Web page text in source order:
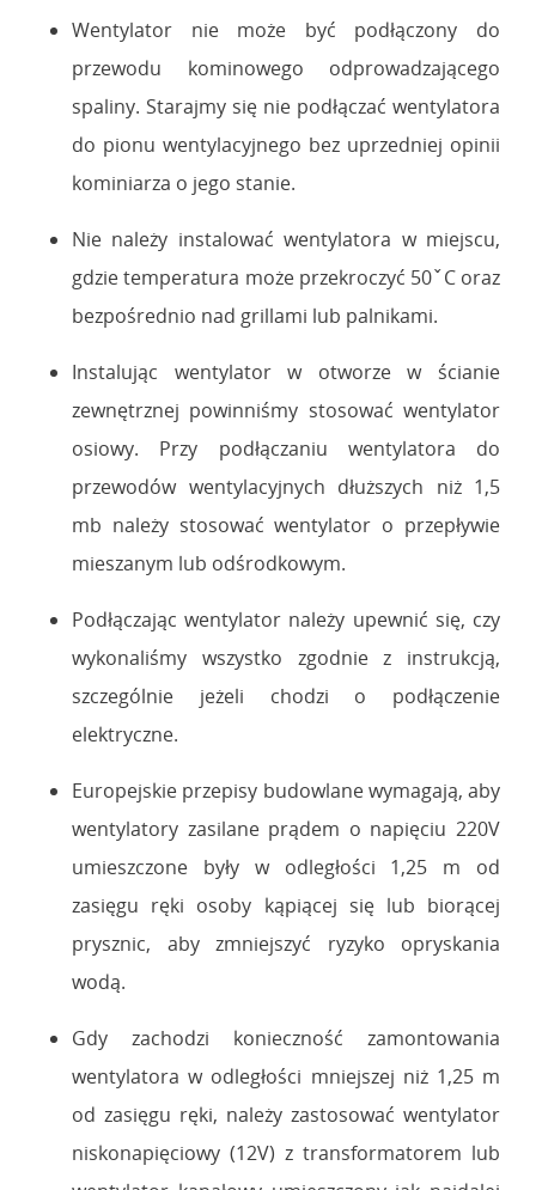
Wentylator nie może być podłączony do
przewodu kominowego odprowadzającego
spaliny. Starajmy się nie podłączać wentylatora
do pionu wentylacyjnego bez uprzedniej opinii
kominiarza o jego stanie.
Nie należy instalować wentylatora w miejscu,
gdzie temperatura może przekroczyć 50ˇC oraz
bezpośrednio nad grillami lub palnikami.
Instalując wentylator w otworze w ścianie
zewnętrznej powinniśmy stosować wentylator
osiowy. Przy podłączaniu wentylatora do
przewodów wentylacyjnych dłuższych niż 1,5
mb należy stosować wentylator o przepływie
mieszanym lub odśrodkowym.
Podłączając wentylator należy upewnić się, czy
wykonaliśmy wszystko zgodnie z instrukcją,
szczególnie jeżeli chodzi o podłączenie
elektryczne.
Europejskie przepisy budowlane wymagają, aby
wentylatory zasilane prądem o napięciu 220V
umieszczone były w odległości 1,25 m od
zasięgu ręki osoby kąpiącej się lub biorącej
prysznic, aby zmniejszyć ryzyko opryskania
wodą.
Gdy zachodzi konieczność zamontowania
wentylatora w odległości mniejszej niż 1,25 m
od zasięgu ręki, należy zastosować wentylator
niskonapięciowy (12V) z transformatorem lub